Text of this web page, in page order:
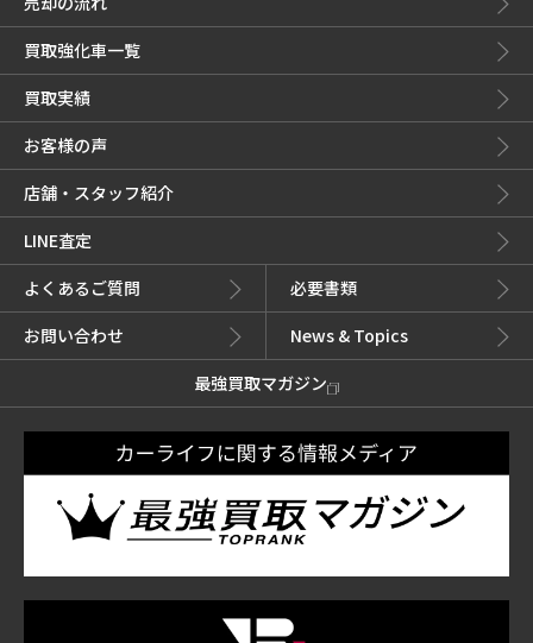
買取強化車一覧
買取実績
お客様の声
店舗・スタッフ紹介
LINE査定
よくあるご質問
必要書類
お問い合わせ
News & Topics
最強買取マガジン